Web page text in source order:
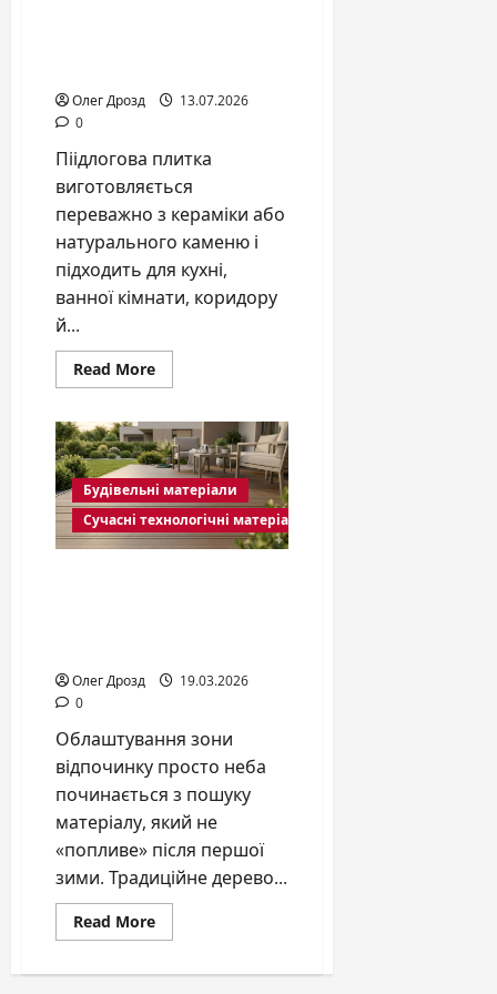
Олег Дрозд
13.07.2026
0
Піідлогова плитка
виготовляється
переважно з кераміки або
натурального каменю і
підходить для кухні,
ванної кімнати, коридору
й...
Read MoreRead
more
плитка:
кераміка
чи
камінь,
як
обрати
покриття
Будівельні матеріали
Сучасні технологічні матеріали
Олег Дрозд
19.03.2026
0
Облаштування зони
відпочинку просто неба
починається з пошуку
матеріалу, який не
«попливе» після першої
зими. Традиційне дерево...
Read MoreRead
more
дошка: